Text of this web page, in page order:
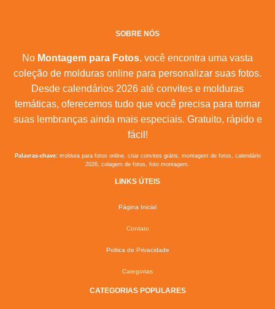
SOBRE NÓS
No Montagem para Fotos, você encontra uma vasta
coleção de molduras online para personalizar suas fotos.
Desde calendários 2026 até convites e molduras
temáticas, oferecemos tudo que você precisa para tornar
suas lembranças ainda mais especiais. Gratuito, rápido e
fácil!
Palavras-chave:moldura para fotos online, criar convites grátis, montagem de fotos, calendário
2026, colagem de fotos, foto montagem.
LINKS ÚTEIS
Página Inicial
Contato
Poltica de Privacidade
Categorias
CATEGORIAS POPULARES